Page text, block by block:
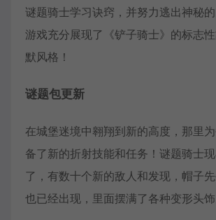
谜题骑士学习诀窍，并努力逃出神秘
游戏充分展现了《铲子骑士》的标志
默风格！
谜题包更新
在城堡迷境中翱翔到新的高度，那里
备了新的折射技能和任务！谜题骑士
了，有数十个新的敌人和发现，帽子
也已经出现，里面摆满了各种变形头饰